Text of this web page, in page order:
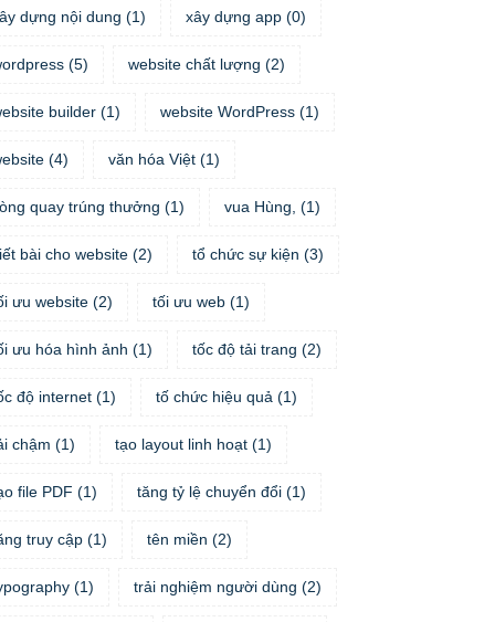
dựng nội dung (1) xây dựng app (0)
(5) website chất lượng (2)
builder (1) website WordPress (1)
(4) văn hóa Việt (1)
quay trúng thưởng (1) vua Hùng, (1)
bài cho website (2) tổ chức sự kiện (3)
ưu website (2) tối ưu web (1)
ưu hóa hình ảnh (1) tốc độ tải trang (2)
độ internet (1) tố chức hiệu quả (1)
chậm (1) tạo layout linh hoạt (1)
file PDF (1) tăng tỷ lệ chuyển đổi (1)
truy cập (1) tên miền (2)
(1) trải nghiệm người dùng (2)